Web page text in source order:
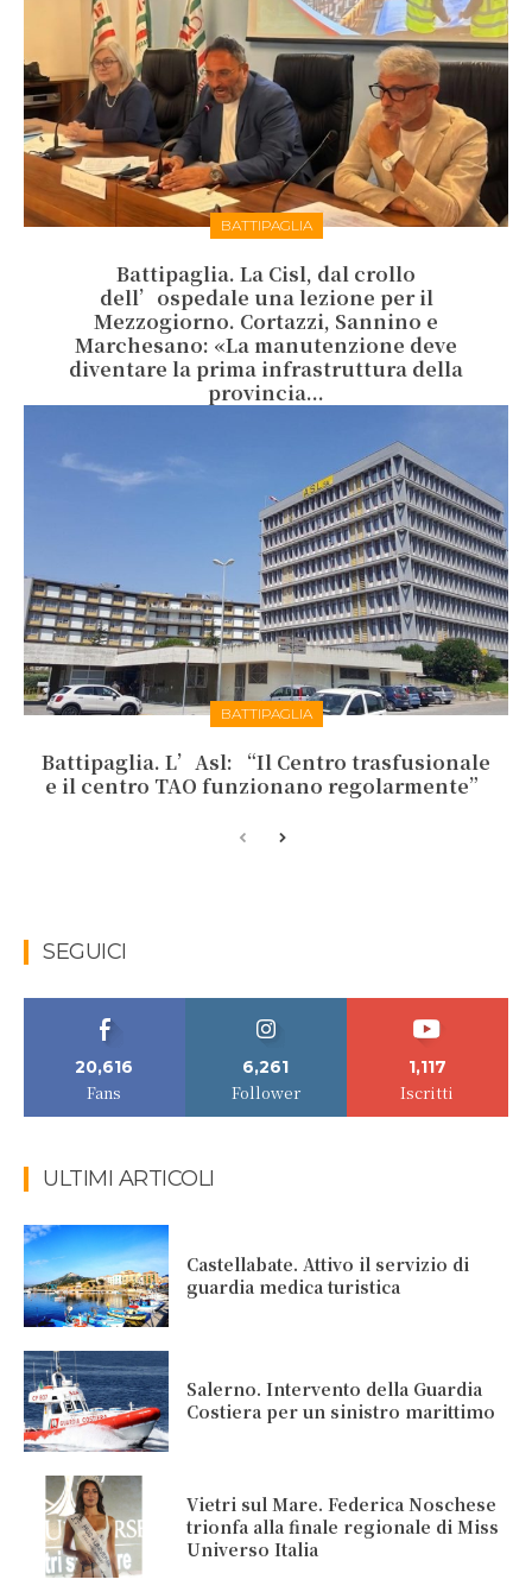
BATTIPAGLIA
Battipaglia. La Cisl, dal crollo
dell’ospedale una lezione per il
Mezzogiorno. Cortazzi, Sannino e
Marchesano: «La manutenzione deve
diventare la prima infrastruttura della
provincia...
BATTIPAGLIA
Battipaglia. L’Asl: “Il Centro trasfusionale
e il centro TAO funzionano regolarmente”
SEGUICI
20,616
Fans
6,261
Follower
1,117
Iscritti
ULTIMI ARTICOLI
Castellabate. Attivo il servizio di
guardia medica turistica
Salerno. Intervento della Guardia
Costiera per un sinistro marittimo
Vietri sul Mare. Federica Noschese
trionfa alla finale regionale di Miss
Universo Italia